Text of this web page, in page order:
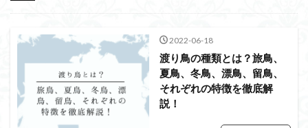
2022-06-18
渡り鳥の種類とは？旅鳥、
夏鳥、冬鳥、漂鳥、留鳥、
それぞれの特徴を徹底解
説！